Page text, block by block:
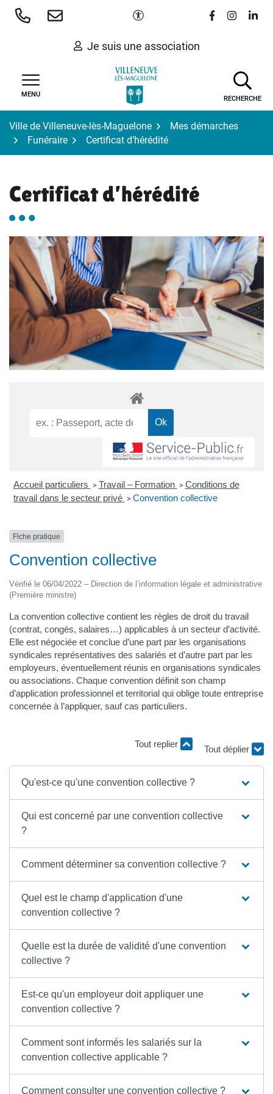
Aller
Paramètres d'accessibilité
Lien vers le
Lien vers
Lien
Je suis une association
MENU
RECHERCHE
Ville de Villeneuve-lès-Maguelone
Mes démarches
Funéraire
Certificat d’hérédité
Certificat d’hérédité
Accueil particuliers > Travail – Formation > Conditions de
travail dans le secteur privé > Convention collective
Fiche pratique
Convention collective
Vérifié le 06/04/2022 – Direction de l’information légale et administrative
(Première ministre)
La convention collective contient les règles de droit du travail
(contrat, congés, salaires…) applicables à un secteur d’activité.
Elle est négociée et conclue d’une part par les organisations
syndicales représentatives des salariés et d’autre part par les
employeurs, éventuellement réunis en organisations syndicales
ou associations. Chaque convention définit son champ
d’application professionnel et territorial qui oblige toute entreprise
concernée à l’appliquer, sauf cas particuliers.
Tout replier
Tout déplier
Qu'est-ce qu'une convention collective ?
Qui est concerné par une convention collective
?
Comment déterminer sa convention collective ?
Quel est le champ d'application d'une
convention collective ?
Quelle est la durée de validité d'une convention
collective ?
Est-ce qu'un employeur doit appliquer une
convention collective ?
Comment sont informés les salariés sur la
convention collective applicable ?
Comment consulter une convention collective ?